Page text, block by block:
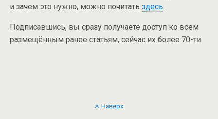
и зачем это нужно, можно почитать здесь.
Подписавшись, вы сразу получаете доступ ко всем
размещённым ранее статьям, сейчас их более 70-ти.
Наверх